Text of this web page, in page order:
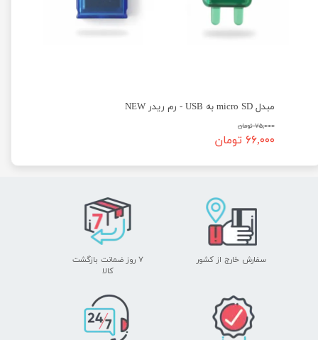
مبدل micro SD به USB - رم ریدر NEW
۷۵,۰۰۰ تومان
۶۶,۰۰۰ تومان
سفارش خارج از کشور
۷ روز ضمانت بازگشت
​​​​​​​کالا